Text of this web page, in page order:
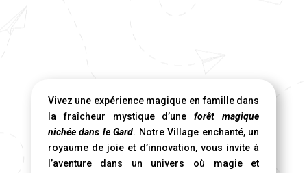
Vivez une expérience magique en famille dans
la fraîcheur mystique d’uneforêt magique
nichée dans le Gard. Notre Village enchanté, un
royaume de joie et d’innovation, vous invite à
l’aventure dans un univers où magie et